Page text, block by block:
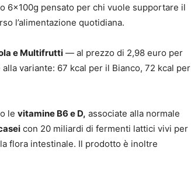
6x100g pensato per chi vuole supportare il
l’alimentazione quotidiana.
e Multifrutti — al prezzo di 2,98 euro per
variante: 67 kcal per il Bianco, 72 kcal per
le vitamine B6 e D, associate alla normale
con 20 miliardi di fermenti lattici vivi per
flora intestinale. Il prodotto è inoltre